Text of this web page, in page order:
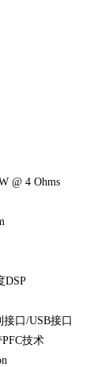
@ 4 Ohms
DSP
接口/USB接口
PFC技术